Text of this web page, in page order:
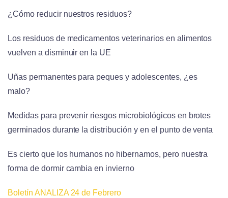
¿Cómo reducir nuestros residuos?
Los residuos de medicamentos veterinarios en alimentos
vuelven a disminuir en la UE
Uñas permanentes para peques y adolescentes, ¿es
malo?
Medidas para prevenir riesgos microbiológicos en brotes
germinados durante la distribución y en el punto de venta
Es cierto que los humanos no hibernamos, pero nuestra
forma de dormir cambia en invierno
Boletín ANALIZA 24 de Febrero